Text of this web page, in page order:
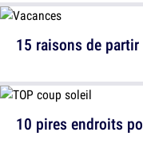
10 pires endroits
15 raisons de